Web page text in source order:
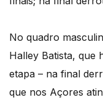
No quadro
Halley Batista, que
etapa – na final
que nos Açores